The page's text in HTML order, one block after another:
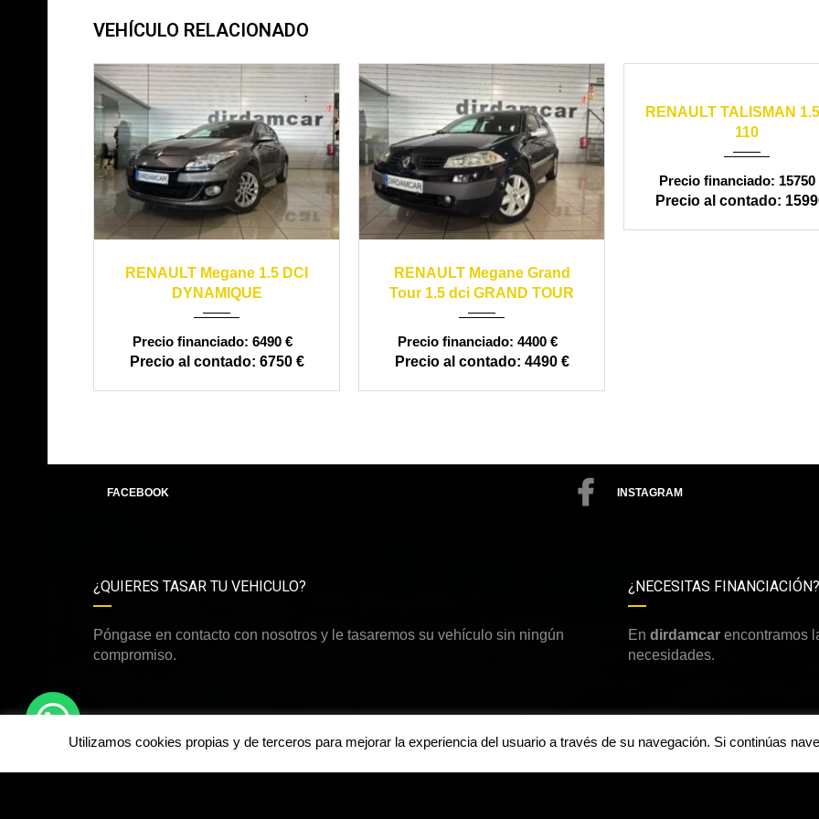
VEHÍCULO RELACIONADO
RENAULT Megane 1.5 DCI
DYNAMIQUE
6490 €
6750 €
RENAULT Megane Grand
Tour 1.5 dci GRAND TOUR
4400 €
4490 €
RENAULT TALISMAN 1.5
110
15750
FACEBOOK INSTAGRAM
¿QUIERES TASAR TU VEHICULO?
Póngase en contacto con nosotros y le tasaremos su vehículo sin ningún
compromiso.
¿NECESITAS FINANCIACIÓN?
En dirdamcar encontramos
necesidades.
Utilizamos cookies propias y de terceros para mejorar la experiencia del usuario a través de su navegación. Si continúas